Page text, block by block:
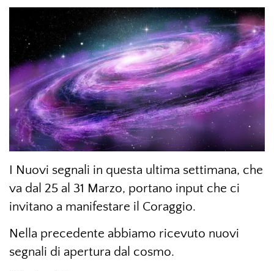
I Nuovi segnali in questa ultima settimana, che
va dal 25 al 31 Marzo, portano input che ci
invitano a manifestare il Coraggio.
Nella precedente abbiamo ricevuto nuovi
segnali di apertura dal cosmo.